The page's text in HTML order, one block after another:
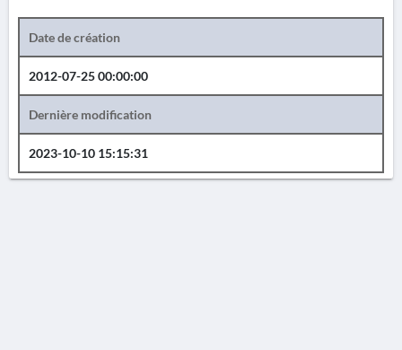
Date de création
2012-07-25 00:00:00
Dernière modification
2023-10-10 15:15:31